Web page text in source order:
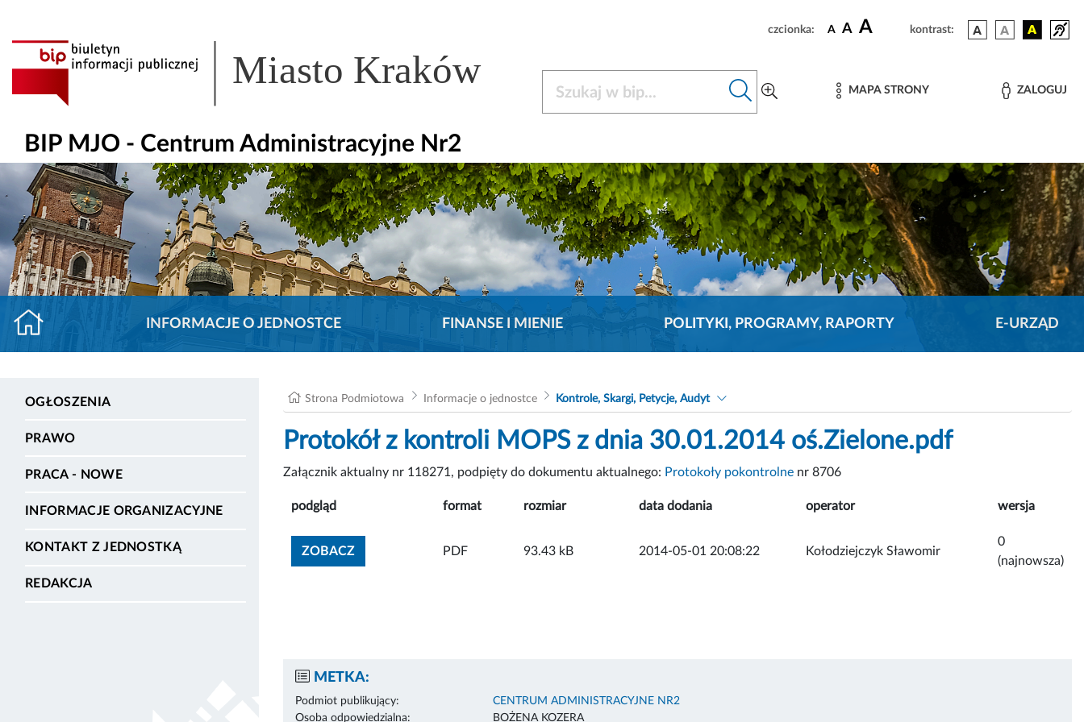
czcionka: A A A kontrast:
Miasto Kraków MAPA STRONY ZALOGUJ
BIP MJO - Centrum Administracyjne Nr2
INFORMACJE O JEDNOSTCE FINANSE I MIENIE POLITYKI, PROGRAMY, RAPORTY E-URZĄD
OGŁOSZENIA
PRAWO
PRACA - NOWE
INFORMACJE ORGANIZACYJNE
KONTAKT Z JEDNOSTKĄ
REDAKCJA
Strona Podmiotowa Informacje o jednostce Kontrole, Skargi, Petycje, Audyt
Protokół z kontroli MOPS z dnia 30.01.2014 oś.Zielone.pdf
Załącznik aktualny nr 118271, podpięty do dokumentu aktualnego: Protokoły pokontrolne nr 8706
podgląd format rozmiar data dodania operator wersja
ZOBACZZOBACZ ZAŁĄCZNIK
PDF 93.43 kB 2014-05-01 20:08:22 Kołodziejczyk Sławomir
0
(najnowsza)
METKA:
Podmiot publikujący:
CENTRUM ADMINISTRACYJNE NR2
Osoba odpowiedzialna:
BOŻENA KOZERA